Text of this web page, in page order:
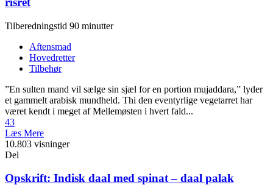
Tilberedningstid 90 minutter
Aftensmad
Hovedretter
Tilbehør
”En sulten mand vil sælge sin sjæl for en portion mujaddara,” lyder
et gammelt arabisk mundheld. Thi den eventyrlige vegetarret har
været kendt i meget af Mellemøsten i hvert fald...
43
Læs Mere
10.803 visninger
Del
Opskrift: Indisk daal med spinat – daal palak